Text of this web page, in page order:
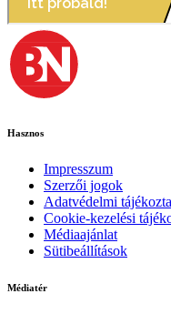
Hasznos
Impresszum
Szerzői jogok
Adatvédelmi
Cookie-kezelési
Médiaajánlat
Sütibeállítások
Médiatér